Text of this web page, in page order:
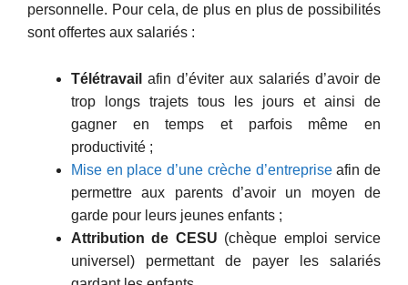
personnelle. Pour cela, de plus en plus de possibilités
sont offertes aux salariés :
Télétravail afin d’éviter aux salariés d’avoir de
trop longs trajets tous les jours et ainsi de
gagner en temps et parfois même en
productivité ;
Mise en place d’une crèche d’entrepriseafin de
permettre aux parents d’avoir un moyen de
garde pour leurs jeunes enfants ;
Attribution de CESU (chèque emploi service
universel) permettant de payer les salariés